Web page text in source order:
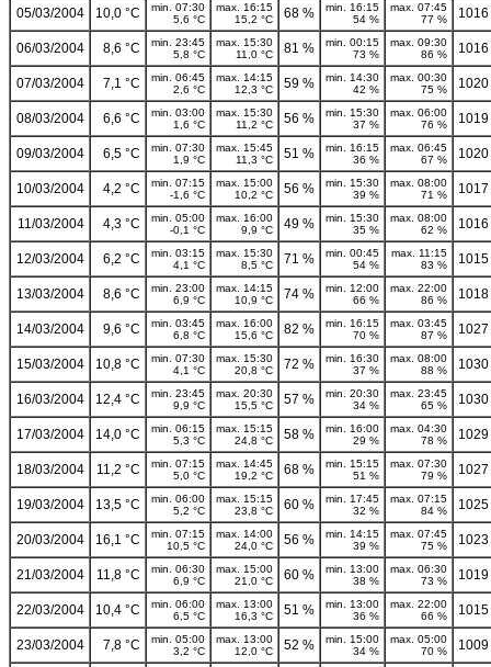
05/03/2004 10,0 °C
min. 07:30
5,6 °C
max. 16:15
15,2 °C
68 %
min. 16:15
54 %
max. 07:45
77 %
06/03/2004 8,6 °C
min. 23:45
5,8 °C
max. 15:30
11,0 °C
81 %
min. 00:15
73 %
max. 09:30
86 %
07/03/2004 7,1 °C
min. 06:45
2,6 °C
max. 14:15
12,3 °C
59 %
min. 14:30
42 %
max. 00:30
75 %
08/03/2004 6,6 °C
min. 03:00
1,6 °C
max. 15:30
11,2 °C
56 %
min. 15:30
37 %
max. 06:00
76 %
09/03/2004 6,5 °C
min. 07:30
1,9 °C
max. 15:45
11,3 °C
51 %
min. 16:15
36 %
max. 06:45
67 %
10/03/2004 4,2 °C
min. 07:15
-1,6 °C
max. 15:00
10,2 °C
56 %
min. 15:30
39 %
max. 08:00
71 %
11/03/2004 4,3 °C
min. 05:00
-0,1 °C
max. 16:00
9,9 °C
49 %
min. 15:30
35 %
max. 08:00
62 %
12/03/2004 6,2 °C
min. 03:15
4,1 °C
max. 15:30
8,5 °C
71 %
min. 00:45
54 %
max. 11:15
83 %
13/03/2004 8,6 °C
min. 23:00
6,9 °C
max. 14:15
10,9 °C
74 %
min. 12:00
66 %
max. 22:00
86 %
14/03/2004 9,6 °C
min. 03:45
6,8 °C
max. 16:00
15,6 °C
82 %
min. 16:15
70 %
max. 03:45
87 %
15/03/2004 10,8 °C
min. 07:30
4,1 °C
max. 15:30
20,8 °C
72 %
min. 16:30
37 %
max. 08:00
88 %
16/03/2004 12,4 °C
min. 23:45
9,9 °C
max. 20:30
15,5 °C
57 %
min. 20:30
34 %
max. 23:45
65 %
17/03/2004 14,0 °C
min. 06:15
5,3 °C
max. 15:15
24,8 °C
58 %
min. 16:00
29 %
max. 04:30
78 %
18/03/2004 11,2 °C
min. 07:15
5,0 °C
max. 14:45
19,2 °C
68 %
min. 15:15
51 %
max. 07:30
79 %
19/03/2004 13,5 °C
min. 06:00
5,2 °C
max. 15:15
23,8 °C
60 %
min. 17:45
32 %
max. 07:15
84 %
20/03/2004 16,1 °C
min. 07:15
10,5 °C
max. 14:00
24,0 °C
56 %
min. 14:15
39 %
max. 07:45
75 %
21/03/2004 11,8 °C
min. 06:30
6,9 °C
max. 15:00
21,0 °C
60 %
min. 13:00
38 %
max. 06:30
73 %
22/03/2004 10,4 °C
min. 06:00
6,5 °C
max. 13:00
16,3 °C
51 %
min. 13:00
36 %
max. 22:00
66 %
23/03/2004 7,8 °C
min. 05:00
3,2 °C
max. 13:00
12,0 °C
52 %
min. 15:00
34 %
max. 05:00
70 %